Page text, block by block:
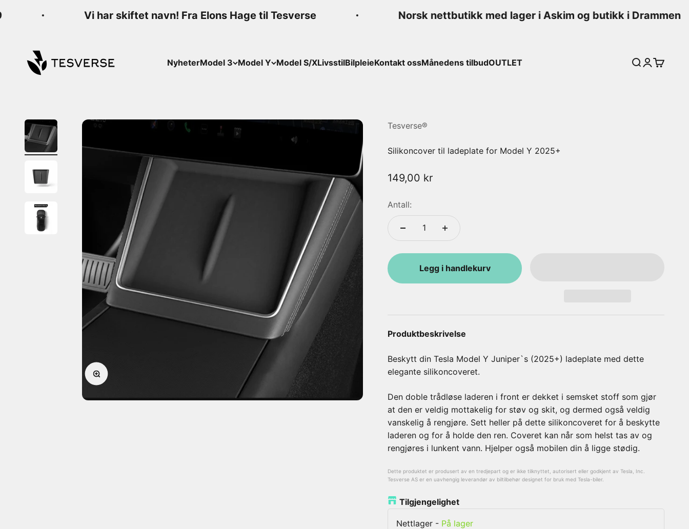
Vi har skiftet navn! Fra Elons Hage til Tesverse Norsk nettbutikk med lager i Askim og butikk i Drammen
NyheterModel 3 Model Y Model S/XLivsstilBilpleieKontakt ossMånedens tilbudOUTLET
Tesverse
SøkLogg inn
Forstørr
Tesverse®
Silikoncover til ladeplate for Model Y 2025+
Salgspris
149,00 kr
Antall:
Legg i handlekurv
Produktbeskrivelse
Beskytt din Tesla Model Y Juniper`s (2025+) ladeplate med dette
elegante silikoncoveret.
Den doble trådløse laderen i front er dekket i semsket stoff som gjør
at den er veldig mottakelig for støv og skit, og dermed også veldig
vanskelig å rengjøre. Sett heller på dette silikoncoveret for å beskytte
laderen og for å holde den ren. Coveret kan når som helst tas av og
rengjøres i lunkent vann. Hjelper også mobilen din å ligge stødig.
Dette produktet er produsert av en tredjepart og er ikke tilknyttet, autorisert eller godkjent av Tesla, Inc.
Tesverse AS er en uavhengig leverandør av biltilbehør designet for bruk med Tesla-biler.
Tilgjengelighet
Nettlager - På lager